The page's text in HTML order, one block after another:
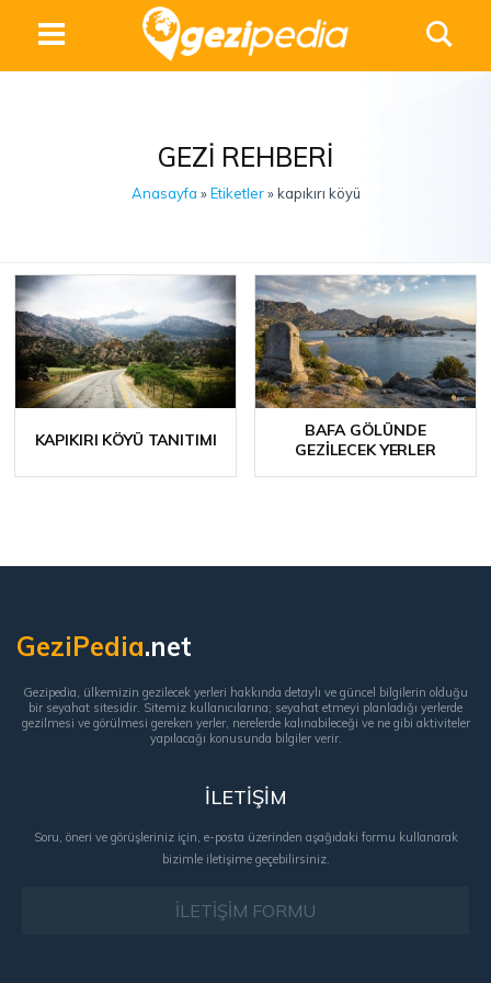
GEZI REHBERI
Anasayfa »Etiketler» kapıkırı köyü
KAPIKIRI KÖYÜ TANITIMI
BAFA GÖLÜNDE
GEZILECEK YERLER
GeziPedia.net
Gezipedia, ülkemizin gezilecek yerleri hakkında detaylı ve güncel bilgilerin olduğu
bir seyahat sitesidir. Sitemiz kullanıcılarına; seyahat etmeyi planladığı yerlerde
gezilmesi ve görülmesi gereken yerler, nerelerde kalınabileceği ve ne gibi aktiviteler
yapılacağı konusunda bilgiler verir.
İLETİŞİM
Soru, öneri ve görüşleriniz için, e-posta üzerinden aşağıdaki formu kullanarak
bizimle iletişime geçebilirsiniz.
İLETİŞİM FORMU